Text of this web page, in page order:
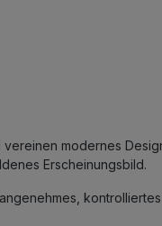
modernes
Erscheinungsbild.